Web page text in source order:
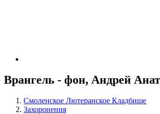
Врангель - фон, Андрей
Смоленское Лютеранское Кладбище
Захоронения